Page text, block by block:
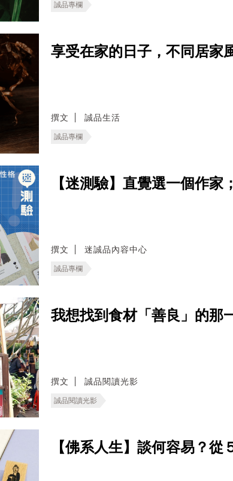
誠品專欄
享受在家的日子，不同居家
撰文 誠品生活
誠品專欄
【迷測驗】直覺選一個作家
撰文 迷誠品內容中心
誠品專欄
我想找到食材「善良」的那
撰文 誠品閱讀光影
誠品閱讀光影
【佛系人生】談何容易？